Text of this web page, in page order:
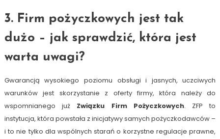
3. Firm pożyczkowych jest tak
dużo – jak sprawdzić, która jest
warta uwagi?
Gwarancją wysokiego poziomu obsługi i jasnych, uczciwych
warunków jest skorzystanie z oferty firmy, która należy do
wspomnianego już Związku Firm Pożyczkowych. ZFP to
instytucja, która powstała z inicjatywy samych pożyczkodawców –
i to nie tylko dla wspólnych starań o korzystne regulacje prawne,